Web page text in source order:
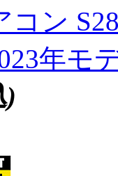
コン
年モ
)